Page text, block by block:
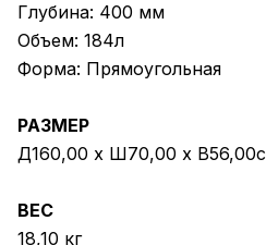
Глубина: 400 мм
Объем: 184л
Форма:
РАЗМЕР
Д160,00 х Ш70,00
ВЕС
18,10 кг